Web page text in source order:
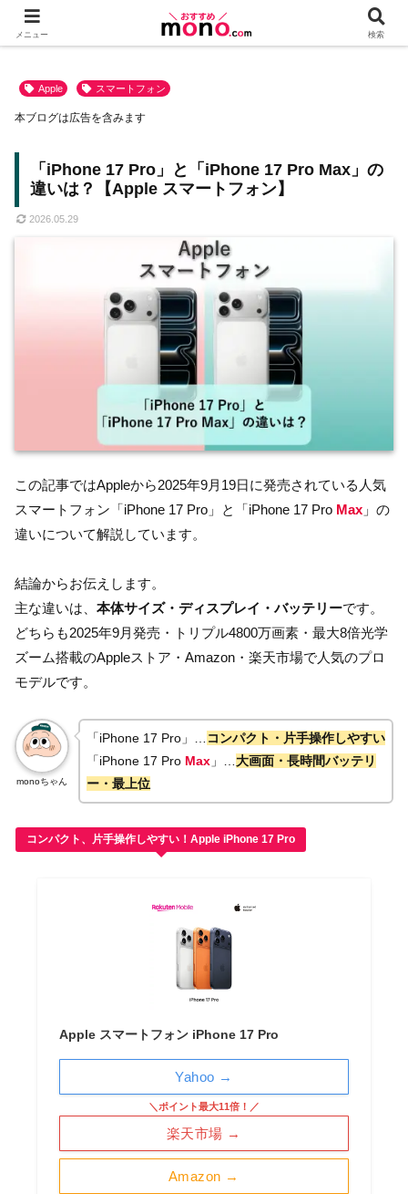
Apple スマートフォン
「iPhone 17 Pro」と「iPhone 17 Pro Max」の
違いは？【Apple スマートフォン】
2026.05.29
本ブログは広告を含みます
この記事ではAppleから2025年9月19日に発売されている人気
スマートフォン「iPhone 17 Pro 」と「iPhone 17 Pro Max 」の
違いについて解説しています。
結論からお伝えします。
主な違いは、 本体サイズ・ディスプレイ・バッテリーです。
どちらも2025年9月発売・トリプル4800万画素・最大8倍光学
ズーム搭載のAppleストア・Amazon・楽天市場で人気のプロ
モデルです。
monoちゃん
「iPhone 17 Pro 」…
コンパクト・片手操作しやすい
「iPhone 17 Pro Max 」… 大画面・長時間バッテリ
ー・最上位
コンパクト、片手操作しやすい！Apple iPhone 17 Pro
Apple スマートフォン iPhone 17 Pro
Amazon →
＼ポイント最大11倍！／
楽天市場 →
Yahoo →
メニュー 検索